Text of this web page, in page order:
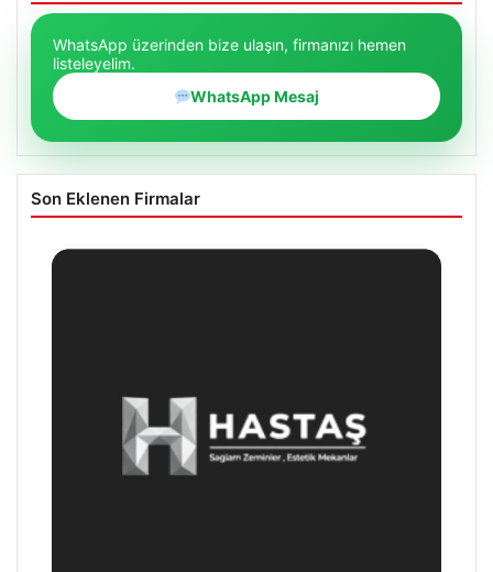
WhatsApp üzerinden bize ulaşın, firmanızı hemen
listeleyelim.
WhatsApp Mesaj
Son Eklenen Firmalar